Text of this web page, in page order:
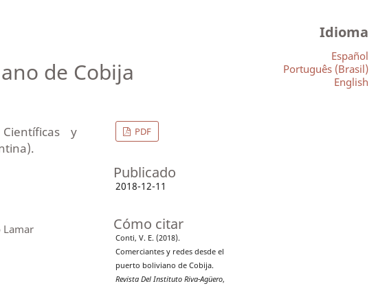
de Cobija
y
Lamar
PDF
Publicado
2018-12-11
Cómo citar
Conti, V. E. (2018).
Comerciantes y redes desde el
puerto boliviano de Cobija.
Revista Del Instituto Riva-Agüero,
Idioma
Español
Português (Brasil)
English